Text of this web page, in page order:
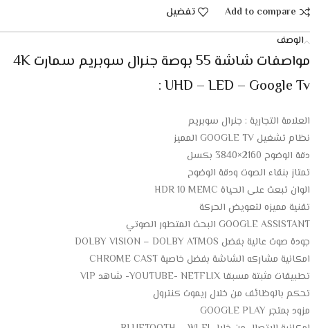
Add to compare
تفضيل
الوصف
مواصفات شاشة 55 بوصة جنرال سوبريم سمارت 4K
UHD – LED – Google Tv :
العلامة التجارية : جنرال سوبريم
نظام تشغيل GOOGLE TV المميز
دقة الوضوح 2160×3840 بكسل
تمتاز بنقاء الصوت ودقة الوضوح
الوان تبعث على الحياة HDR 10 MEMC
تقنية مميزه لتعويض الحركة
GOOGLE ASSISTANT البحث المتطور الصوتي
جودة صوت عالية بفضل DOLBY VISION – DOLBY ATMOS
امكانية مشاركه الشاشة بفضل خاصية CHROME CAST
تطبيقات مثبتة مسبقا YOUTUBE- NETFLIX- شاهد VIP
تحكم بالوظائف من خلال ريموت كنترول
مزود بمتجر GOOGLE PLAY